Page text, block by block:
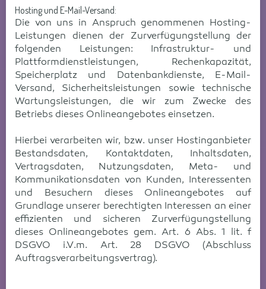
Hosting und E-Mail-Versand:
Die von uns in Anspruch genommenen Hosting-
Leistungen dienen der Zurverfügungstellung der
folgenden Leistungen: Infrastruktur- und
Plattformdienstleistungen, Rechenkapazität,
Speicherplatz und Datenbankdienste, E-Mail-
Versand, Sicherheitsleistungen sowie technische
Wartungsleistungen, die wir zum Zwecke des
Betriebs dieses Onlineangebotes einsetzen.
Hierbei verarbeiten wir, bzw. unser Hostinganbieter
Bestandsdaten, Kontaktdaten, Inhaltsdaten,
Vertragsdaten, Nutzungsdaten, Meta- und
Kommunikationsdaten von Kunden, Interessenten
und Besuchern dieses Onlineangebotes auf
Grundlage unserer berechtigten Interessen an einer
effizienten und sicheren Zurverfügungstellung
dieses Onlineangebotes gem. Art. 6 Abs. 1 lit. f
DSGVO i.V.m. Art. 28 DSGVO (Abschluss
Auftragsverarbeitungsvertrag).